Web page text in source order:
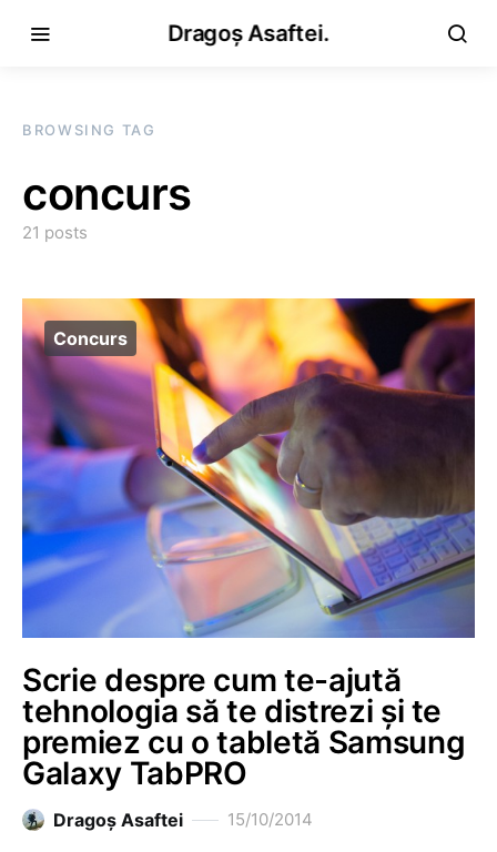
Dragoș Asaftei.
BROWSING TAG
concurs
21 posts
Concurs
Scrie despre cum te-ajută
tehnologia să te distrezi și te
premiez cu o tabletă Samsung
Galaxy TabPRO
Dragoş Asaftei 15/10/2014